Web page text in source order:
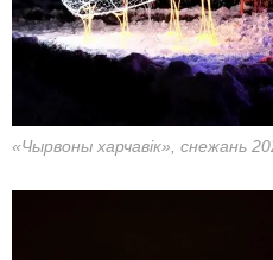
«Чырвоны харчавік», снежань